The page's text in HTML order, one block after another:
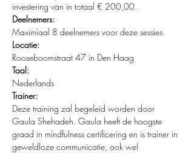
investering van in totaal € 200,00.
Deelnemers:
Maximiaal 8 deelnemers voor deze sessies.
Locatie:
Rooseboomstraat 47 in Den Haag
Taal:
Nederlands
Trainer:
Deze training zal begeleid worden door
Gaula Shehadeh. Gaula heeft de hoogste
graad in mindfulness certificering en is trainer in
geweldloze communicatie, ook wel